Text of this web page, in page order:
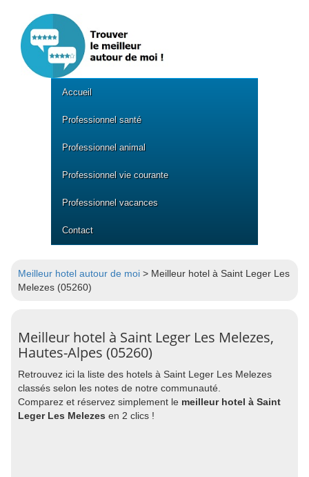
Accueil
Professionnel santé
Professionnel animal
Professionnel vie courante
Professionnel vacances
Contact
Meilleur hotel autour de moi > Meilleur hotel à Saint Leger Les
Melezes (05260)
Meilleur hotel à Saint Leger Les Melezes,
Hautes-Alpes (05260)
Retrouvez ici la liste des hotels à Saint Leger Les Melezes
classés selon les notes de notre communauté.
Comparez et réservez simplement le meilleur hotel à Saint
Leger Les Melezes en 2 clics !